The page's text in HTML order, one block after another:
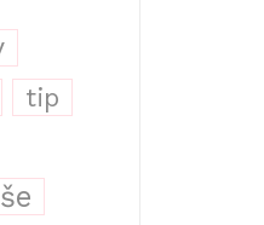
tip